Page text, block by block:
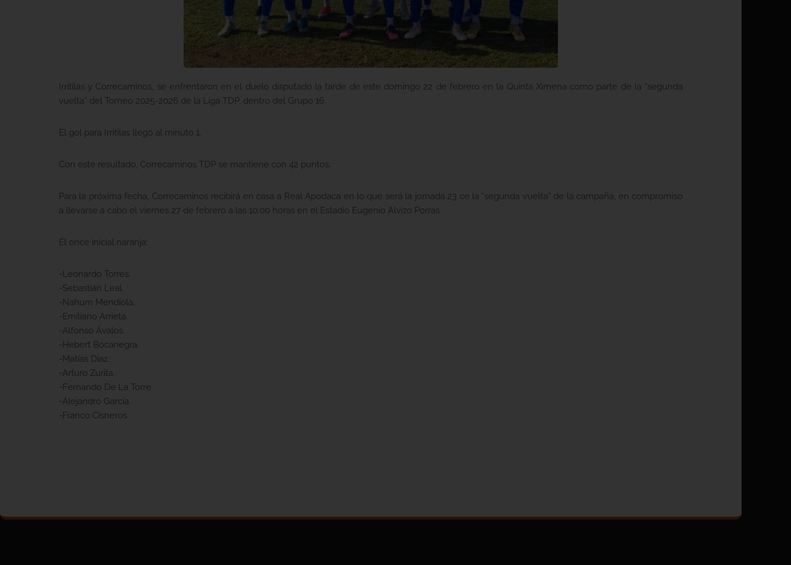
Irritilas y Correcaminos, se enfrentaron en el duelo disputado la tarde de este domingo 22 de febrero en la Quinta Ximena como parte de la “segunda
vuelta” del Torneo 2025-2026 de la Liga TDP, dentro del Grupo 16.
El gol para Irritilas llegó al minuto 1.
Con este resultado, Correcaminos TDP se mantiene con 42 puntos.
Para la próxima fecha, Correcaminos recibirá en casa a Real Apodaca en lo que será la jornada 23 ce la “segunda vuelta” de la campaña, en compromiso
a llevarse a cabo el viernes 27 de febrero a las 10:00 horas en el Estadio Eugenio Alvizo Porras.
El once inicial naranja:
-Leonardo Torres.
-Sebastián Leal.
-Nahum Mendiola.
-Emiliano Arrieta.
-Alfonso Ávalos.
-Hebert Bocanegra.
-Matías Díaz.
-Arturo Zurita.
-Fernando De La Torre.
-Alejandro García.
-Franco Cisneros.